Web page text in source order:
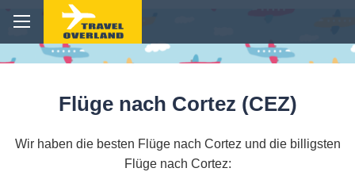
Flüge nach Cortez (CEZ)
Wir haben die besten Flüge nach Cortez und die billigsten
Flüge nach Cortez: